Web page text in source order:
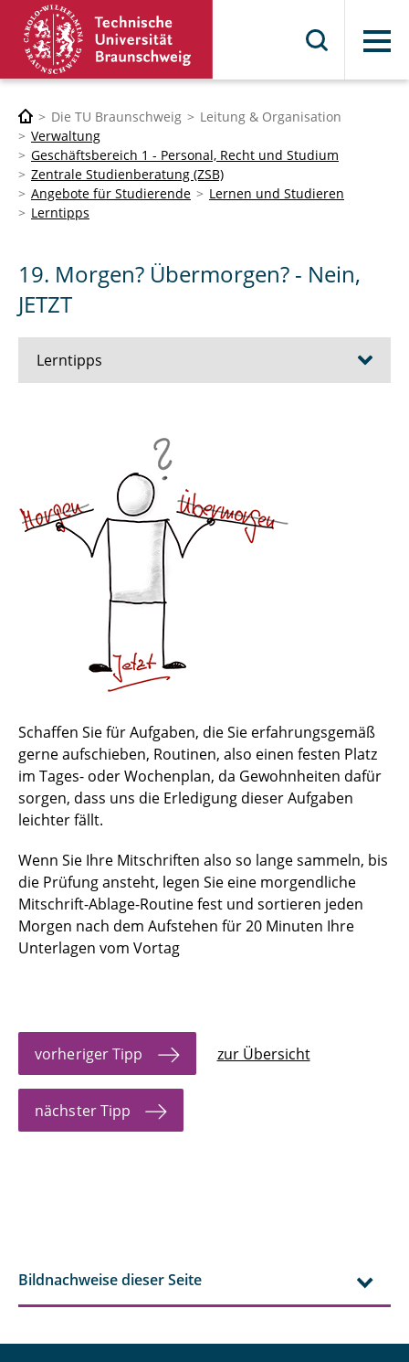
Menü
Die TU Braunschweig
Leitung & Organisation
Verwaltung
Geschäftsbereich 1 - Personal, Recht und Studium
Zentrale Studienberatung (ZSB)
Angebote für Studierende
Lernen und Studieren
Lerntipps
19. Morgen? Übermorgen? - Nein,
JETZT
Lerntipps
2. Online Kalender nutzen
3. Kritzeln statt texten
4. Wiederholen Wiederholen Wiederholen
5. Genau mein (Lern-)Typ
6. Lesen, aber richtig
7. Besser als der Knoten-im-Taschentuch
9. Online, aber nicht allein
10. Wohnst du noch oder arbeitest du schon?
12. Lernen im Biorhythmus
13. Gemeinsam ist leichter
14. Gegen das Motivationstief
16. Farbe lenkt Aufmerksamkeit
17. Den eigenen Code finden
18. Verzetteln vermeiden
22. Vor dem großen Tag
Schaffen Sie für Aufgaben, die Sie erfahrungsgemäß
gerne aufschieben, Routinen, also einen festen Platz
im Tages- oder Wochenplan, da Gewohnheiten dafür
sorgen, dass uns die Erledigung dieser Aufgaben
leichter fällt.
Wenn Sie Ihre Mitschriften also so lange sammeln, bis
die Prüfung ansteht, legen Sie eine morgendliche
Mitschrift-Ablage-Routine fest und sortieren jeden
Morgen nach dem Aufstehen für 20 Minuten Ihre
Unterlagen vom Vortag
vorheriger Tipp zur Übersicht
nächster Tipp
Bildnachweise dieser Seite